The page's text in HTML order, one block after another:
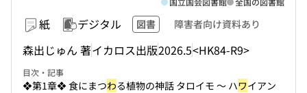
紙 デジタル 図書 障害者向け資料あり
森出じゅん 著イカロス出版2026.5<HK84-R9>
目次・記事
❖第1章❖ 食にまつわる植物の神話 タロイモ 〜 ハワイアン